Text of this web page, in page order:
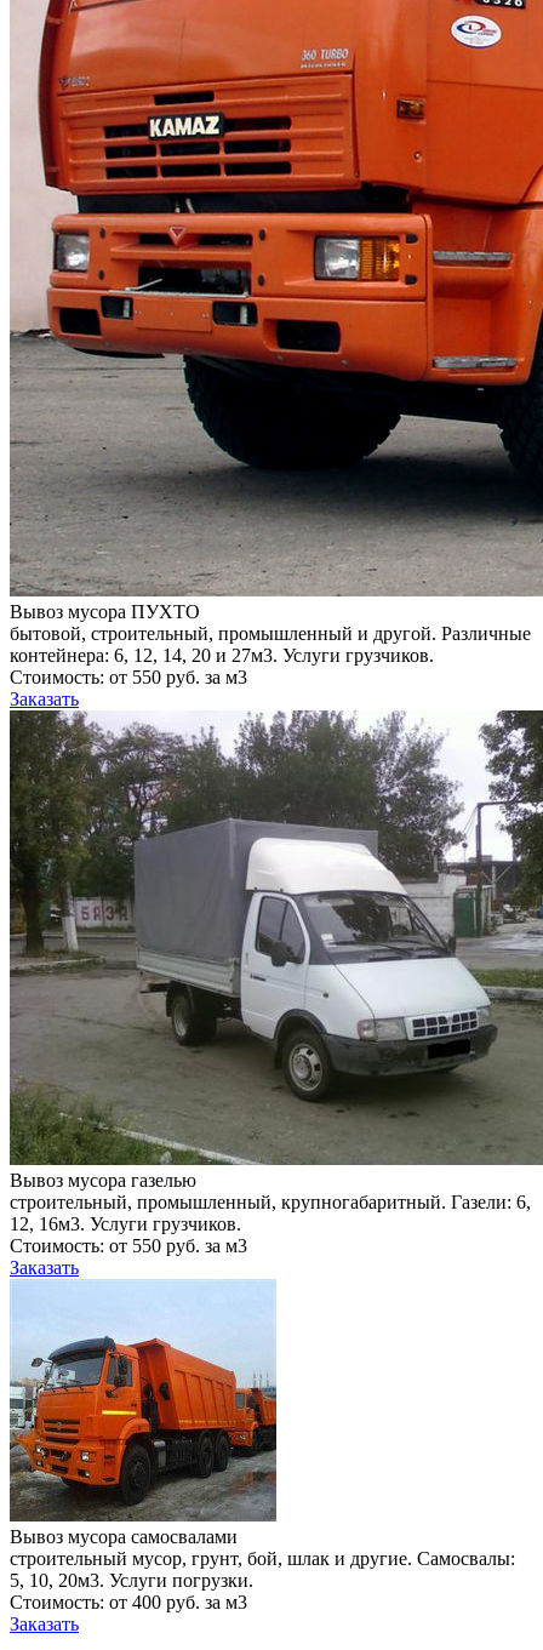
Вывоз мусора ПУХТО
бытовой, строительный, промышленный и другой. Различные
контейнера: 6, 12, 14, 20 и 27м3. Услуги грузчиков.
Стоимость: от 550 руб. за м3
Заказать
Вывоз мусора газелью
строительный, промышленный, крупногабаритный. Газели: 6,
12, 16м3. Услуги грузчиков.
Стоимость: от 550 руб. за м3
Заказать
Вывоз мусора самосвалами
строительный мусор, грунт, бой, шлак и другие. Самосвалы:
5, 10, 20м3. Услуги погрузки.
Стоимость: от 400 руб. за м3
Заказать